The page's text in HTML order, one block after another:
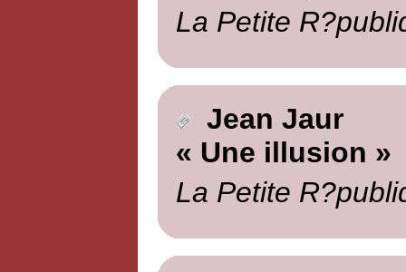
La Petite
Jean Jaur
« Une illusion »
La Petite